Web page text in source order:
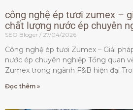
công nghệ ép tươi zumex –
chất lượng nước ép chuyên
SEO Bloger 27/04/2026
Công nghệ ép tươi Zumex – Giải
nước ép chuyên nghiệp Tổng quan
Zumex trong ngành F&B hiện đại
Đọc thêm »